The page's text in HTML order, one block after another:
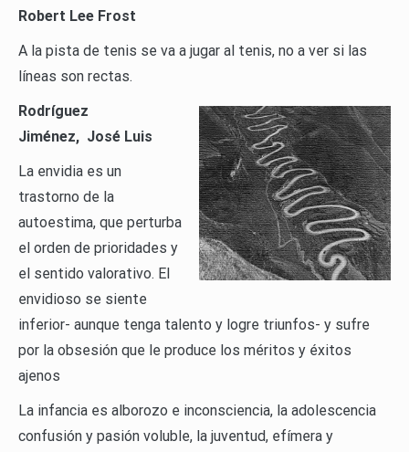
Robert Lee Frost
A la pista de tenis se va a jugar al tenis, no a ver si las
líneas son rectas.
Rodríguez
Jiménez, José Luis
La envidia es un
trastorno de la
autoestima, que perturba
el orden de prioridades y
el sentido valorativo. El
envidioso se siente
inferior- aunque tenga talento y logre triunfos- y sufre
por la obsesión que le produce los méritos y éxitos
ajenos
La infancia es alborozo e inconsciencia, la adolescencia
confusión y pasión voluble, la juventud, efímera y